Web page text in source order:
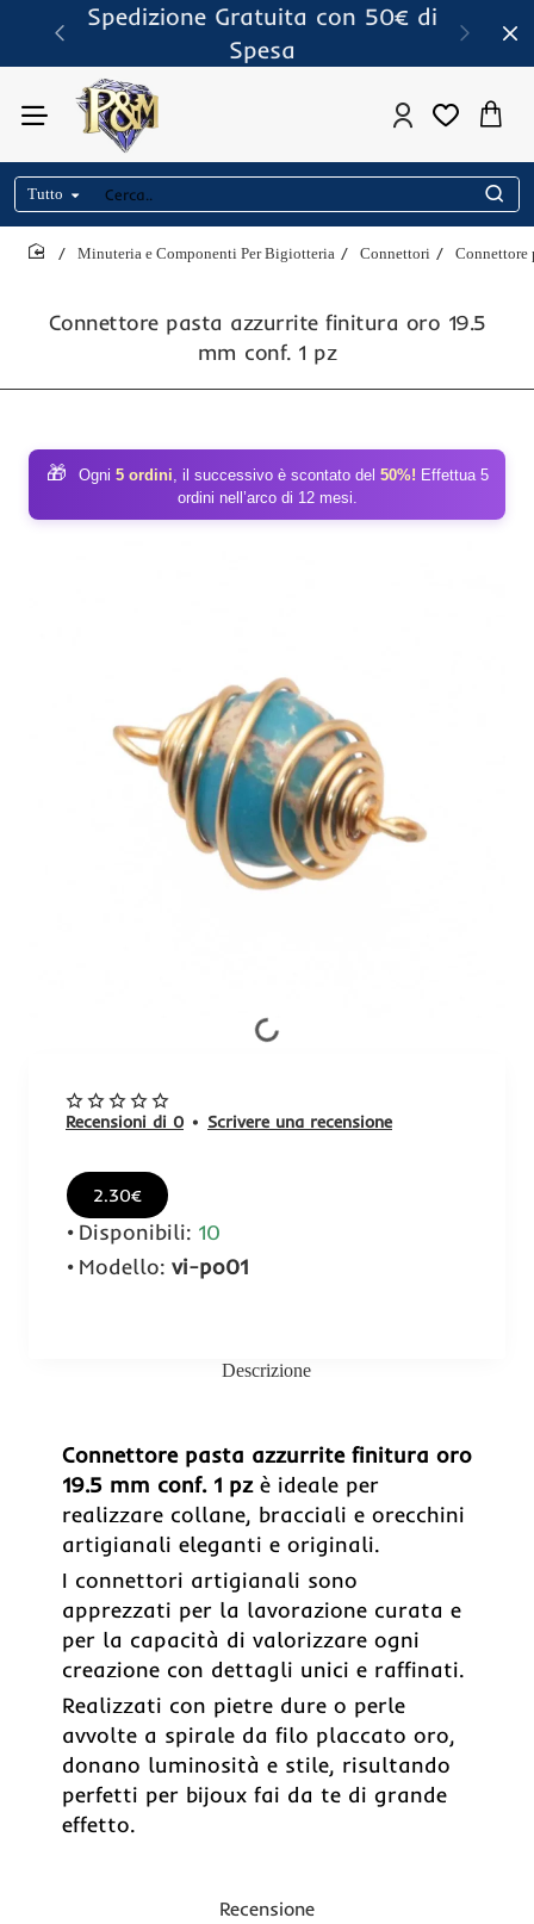
Spedizione Gratuita con 50€ di
Spesa
Tutto
Cerca..
Connettore pasta azzurrite finitura oro 19.5
mm conf. 1 pz
Minuteria e Componenti Per Bigiotteria Connettori Connettore
🎁 Ogni 5 ordini, il successivo è scontato del 50%! Effettua 5
ordini nell’arco di 12 mesi.
Recensioni di 0 • Scrivere una recensione
2.30€
Disponibili: 10
Modello: vi-po01
Descrizione
Connettore pasta azzurrite finitura oro
19.5 mm conf. 1 pzè ideale per
realizzare collane, bracciali e orecchini
artigianali eleganti e originali.
I connettori artigianali sono
apprezzati per la lavorazione curata e
per la capacità di valorizzare ogni
creazione con dettagli unici e raffinati.
Realizzati con pietre dure o perle
avvolte a spirale da filo placcato oro,
donano luminosità e stile, risultando
perfetti per bijoux fai da te di grande
effetto.
Recensione